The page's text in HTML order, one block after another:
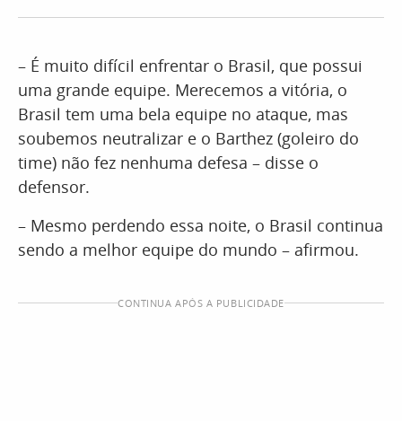
– É muito difícil enfrentar o Brasil, que possui
uma grande equipe. Merecemos a vitória, o
Brasil tem uma bela equipe no ataque, mas
soubemos neutralizar e o Barthez (goleiro do
time) não fez nenhuma defesa – disse o
defensor.
– Mesmo perdendo essa noite, o Brasil continua
sendo a melhor equipe do mundo – afirmou.
CONTINUA APÓS A PUBLICIDADE